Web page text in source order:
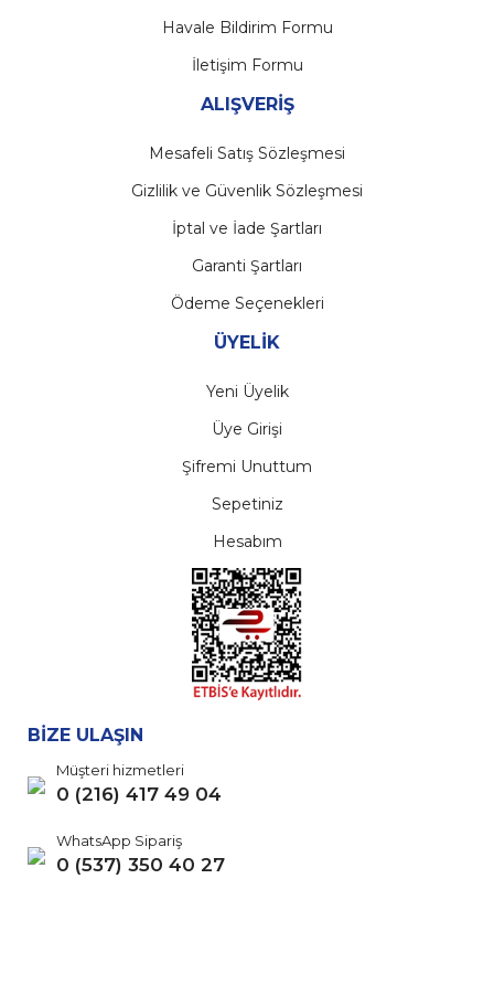
Havale Bildirim Formu
İletişim Formu
ALIŞVERİŞ
Mesafeli Satış Sözleşmesi
Gizlilik ve Güvenlik Sözleşmesi
İptal ve İade Şartları
Garanti Şartları
Ödeme Seçenekleri
ÜYELİK
Yeni Üyelik
Üye Girişi
Şifremi Unuttum
Sepetiniz
Hesabım
BİZE ULAŞIN
Müşteri hizmetleri
0 (216) 417 49 04
WhatsApp Sipariş
0 (537) 350 40 27